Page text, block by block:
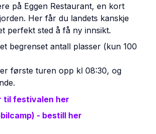
på Eggen Restaurant, en kort
Her får du landets kanskje
perfekt sted å få ny innsikt.
begrenset antall plasser (kun 100
første turen opp kl 08:30, og
til festivalen her
- bestill her